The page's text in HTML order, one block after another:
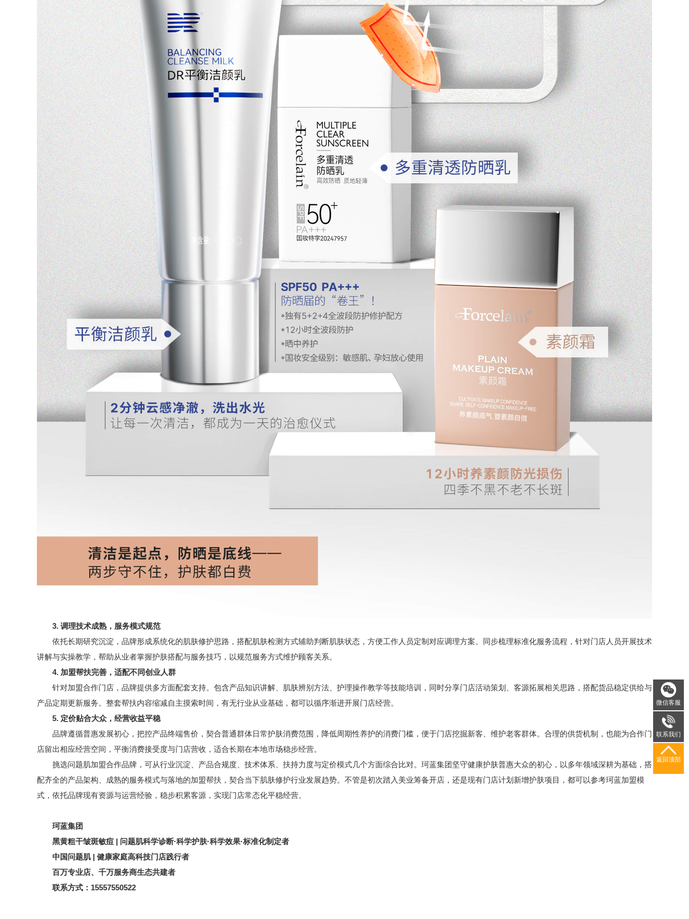
3. 调理技术成熟，服务模式规范
依托长期研究沉淀，品牌形成系统化的肌肤修护思路，搭配肌肤检测方式辅助判断肌肤状态，方便工作人员定制对应调理方案。同步梳理标准化服务流程，针对门店人员开展技术
讲解与实操教学，帮助从业者掌握护肤搭配与服务技巧，以规范服务方式维护顾客关系。
4. 加盟帮扶完善，适配不同创业人群
针对加盟合作门店，品牌提供多方面配套支持。包含产品知识讲解、肌肤辨别方法、护理操作教学等技能培训，同时分享门店活动策划、客源拓展相关思路，搭配货品稳定供给与
产品定期更新服务。整套帮扶内容缩减自主摸索时间，有无行业从业基础，都可以循序渐进开展门店经营。
5. 定价贴合大众，经营收益平稳
品牌遵循普惠发展初心，把控产品终端售价，契合普通群体日常护肤消费范围，降低周期性养护的消费门槛，便于门店挖掘新客、维护老客群体。合理的供货机制，也能为合作门
店留出相应经营空间，平衡消费接受度与门店营收，适合长期在本地市场稳步经营。
挑选问题肌加盟合作品牌，可从行业沉淀、产品合规度、技术体系、扶持力度与定价模式几个方面综合比对。珂蓝集团坚守健康护肤普惠大众的初心，以多年领域深耕为基础，搭
配齐全的产品架构、成熟的服务模式与落地的加盟帮扶，契合当下肌肤修护行业发展趋势。不管是初次踏入美业筹备开店，还是现有门店计划新增护肤项目，都可以参考珂蓝加盟模
式，依托品牌现有资源与运营经验，稳步积累客源，实现门店常态化平稳经营。
珂蓝集团
黑黄粗干皱斑敏痘 | 问题肌科学诊断·科学护肤·科学效果·标准化制定者
中国问题肌 | 健康家庭高科技门店践行者
百万专业店、千万服务商生态共建者
联系方式：15557550522
微信客服
联系我们
返回顶部